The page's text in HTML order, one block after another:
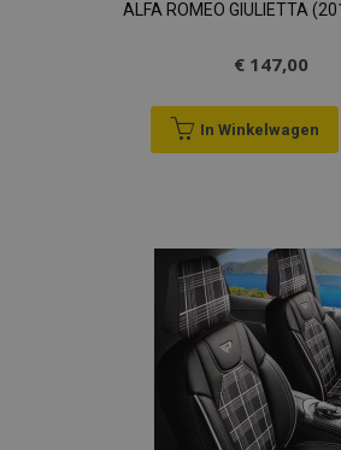
ALFA ROMEO GIULIETTA
€ 147,00
In Winkelwagen